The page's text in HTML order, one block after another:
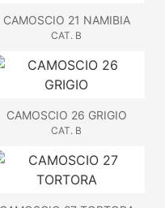
CAMOSCIO 21 NAMIBIA
CAT. B
CAMOSCIO 26 GRIGIO
CAT. B